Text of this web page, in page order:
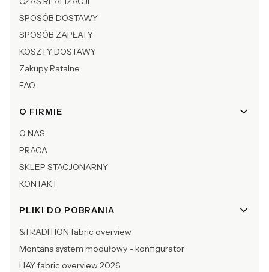
SPOSÓB DOSTAWY
SPOSÓB ZAPŁATY
KOSZTY DOSTAWY
Zakupy Ratalne
FAQ
O FIRMIE
O NAS
PRACA
SKLEP STACJONARNY
KONTAKT
PLIKI DO POBRANIA
&TRADITION fabric overview
Montana system modułowy - konfigurator
HAY fabric overview 2026